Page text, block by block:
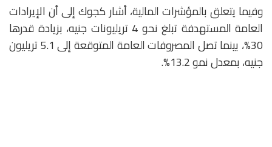
وفيما يتعلق بالمؤشرات المالية، أشار كجوك إلى أن الإيرادات
العامة المستهدفة تبلغ نحو 4 تريليونات جنيه، بزيادة قدرها
30%، بينما تصل المصروفات العامة المتوقعة إلى 5.1 تريليون
جنيه، بمعدل نمو 13.2%.